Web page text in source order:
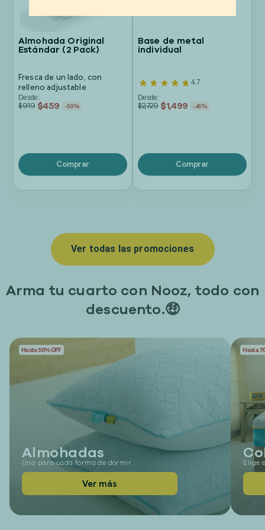
Almohada Original
Estándar (2 Pack)
Fresca de un lado, con
relleno adjustable
Desde:
$919 $459 -50%
Comprar
Base de metal
individual
4.7
Desde:
$2,729 $1,499 -45%
Comprar
Ver todas las promociones
Arma tu cuarto con Nooz, todo con
descuento.🤑
Hasta 50% OFF
Almohadas
Una para cada forma de dormir
Ver más
Hasta
Elige